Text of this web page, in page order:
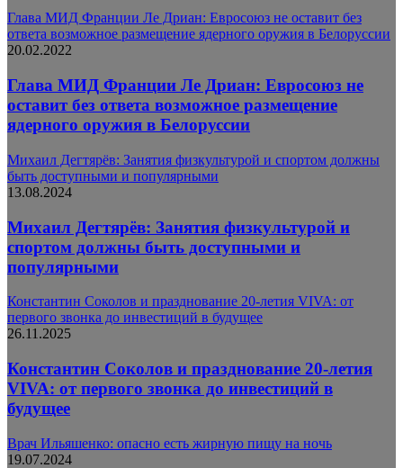
Глава МИД Франции Ле Дриан: Евросоюз не оставит без
ответа возможное размещение ядерного оружия в Белоруссии
20.02.2022
Глава МИД Франции Ле Дриан: Евросоюз не
оставит без ответа возможное размещение
ядерного оружия в Белоруссии
Михаил Дегтярёв: Занятия физкультурой и спортом должны
быть доступными и популярными
13.08.2024
Михаил Дегтярёв: Занятия физкультурой и
спортом должны быть доступными и
популярными
Константин Соколов и празднование 20-летия VIVA: от
первого звонка до инвестиций в будущее
26.11.2025
Константин Соколов и празднование 20-летия
VIVA: от первого звонка до инвестиций в
будущее
Врач Ильяшенко: опасно есть жирную пищу на ночь
19.07.2024